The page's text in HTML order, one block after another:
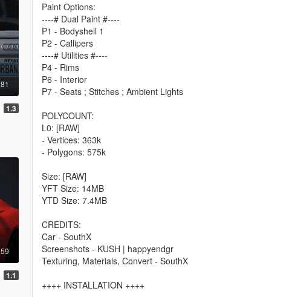
81
1.3
59
1.1
Paint Options:
----# Dual Paint #----
P1 - Bodyshell 1
P2 - Callipers
----# Utilities #----
P4 - Rims
P6 - Interior
P7 - Seats ; Stitches ; Ambient Lights
POLYCOUNT:
L0: [RAW]
- Vertices: 363k
- Polygons: 575k
Size: [RAW]
YFT Size: 14MB
YTD Size: 7.4MB
CREDITS:
Car - SouthX
Screenshots - KUSH | happyendgr
Texturing, Materials, Convert - SouthX
++++ INSTALLATION ++++